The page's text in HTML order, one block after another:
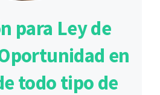
para Ley de
en
todo tipo de